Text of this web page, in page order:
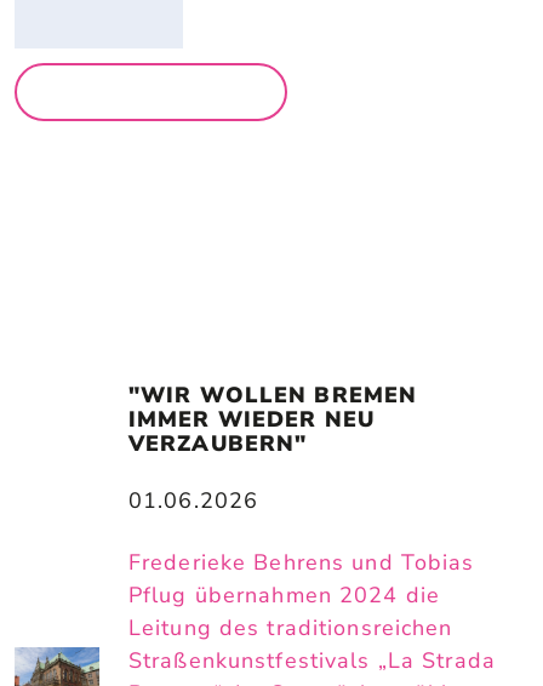
"WIR WOLLEN BREMEN
IMMER WIEDER NEU
VERZAUBERN"
01.06.2026
Frederieke Behrens und Tobias
Pflug übernahmen 2024 die
Leitung des traditionsreichen
Straßenkunstfestivals „La Strada